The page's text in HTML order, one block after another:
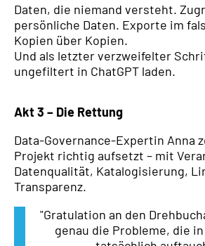
Daten, die niemand versteht.
persönliche Daten. Exporte im
Kopien über Kopien.
Und als letzter verzweifelter
ungefiltert in ChatGPT laden.
Akt 3 – Die Rettung
Data-Governance-Expertin Anna
Projekt richtig aufsetzt – mit
Datenqualität, Katalogisierung,
Transparenz.
"Gratulation an den
genau die Probleme, die